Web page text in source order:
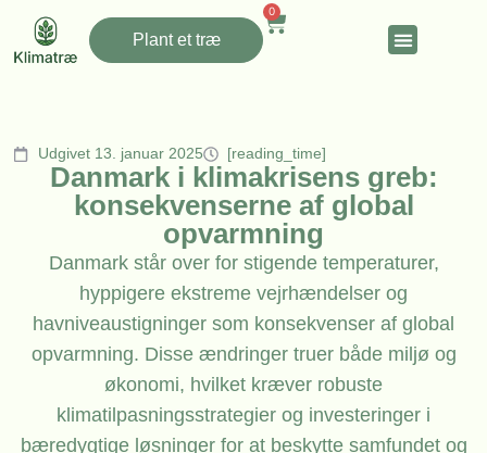
Plant et træ
0
Udgivet 13. januar 2025 [reading_time]
Danmark i klimakrisens greb:
konsekvenserne af global
opvarmning
Danmark står over for stigende temperaturer,
hyppigere ekstreme vejrhændelser og
havniveaustigninger som konsekvenser af global
opvarmning. Disse ændringer truer både miljø og
økonomi, hvilket kræver robuste
klimatilpasningsstrategier og investeringer i
bæredygtige løsninger for at beskytte samfundet og